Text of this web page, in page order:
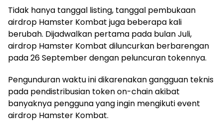
Tidak hanya tanggal listing, tanggal pembukaan
airdrop Hamster Kombat juga beberapa kali
berubah. Dijadwalkan pertama pada bulan Juli,
airdrop Hamster Kombat diluncurkan berbarengan
pada 26 September dengan peluncuran tokennya.
Pengunduran waktu ini dikarenakan gangguan teknis
pada pendistribusian token on-chain akibat
banyaknya pengguna yang ingin mengikuti event
airdrop Hamster Kombat.